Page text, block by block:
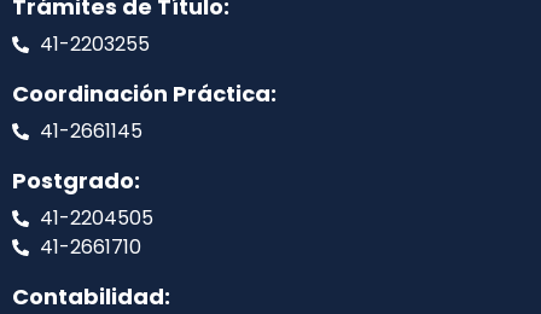
Trámites de Título:
41-2203255
Coordinación Práctica:
41-2661145
Postgrado:
41-2204505
41-2661710
Contabilidad: